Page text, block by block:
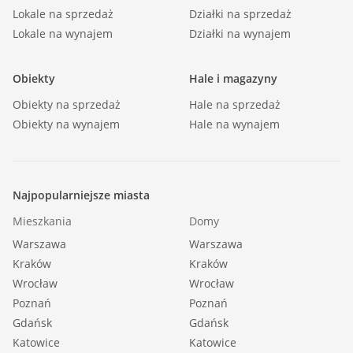
4) cieki wodne wraz z obudową biologiczną,
5) zadrzewienia śródpolne,
terenach położonych poza obszarem
szczególnego zagrożenia powodzią.
podstawowe przeznaczenie terenów:
2) zalesienia w trybie przepisów odrębnych.
Lokale na sprzedaż
Lokale na wynajem
Działki na sprzedaż
Działki na wynajem
Obiekty
Obiekty na sprzedaż
Obiekty na wynajem
Hale i magazyny
Hale na sprzedaż
Hale na wynajem
Najpopularniejsze miasta
Mieszkania
Warszawa
Kraków
Wrocław
Poznań
Gdańsk
Katowice
Domy
Warszawa
Kraków
Wrocław
Poznań
Gdańsk
Katowice